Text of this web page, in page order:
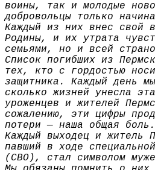
воины, так и молодые
добровольцы только
Каждый из них внес свой
Родины, и их утрата
семьями, но и всей
Список погибших из
тех, кто с гордостью
защитника. Каждый день
сколько жизней унесла
уроженцев и жителей
сожалению, эти цифры
потери — наша общая боль.
Каждый выходец и житель
павший в ходе
(СВО), стал символом